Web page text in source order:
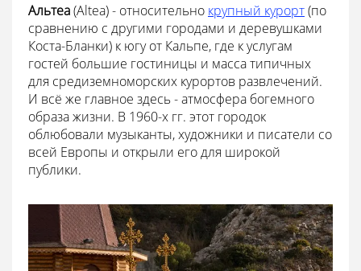
Альтеа(Altea) - относительно крупный курорт(по
сравнению с другими городами и деревушками
Коста-Бланки) к югу от Кальпе, где к услугам
гостей большие гостиницы и масса типичных
для средиземноморских курортов развлечений.
И всё же главное здесь - атмосфера богемного
образа жизни. В 1960-х гг. этот городок
облюбовали музыканты, художники и писатели со
всей Европы и открыли его для широкой
публики.